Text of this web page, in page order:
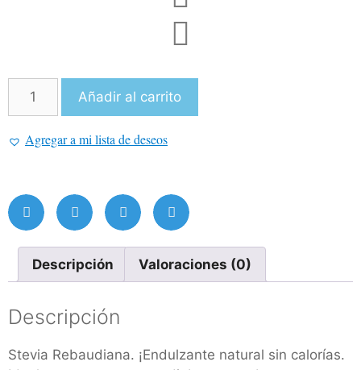
Añadir al carrito
Agregar a mi lista de deseos
Descripción Valoraciones (0)
Descripción
Stevia Rebaudiana. ¡Endulzante natural sin calorías.